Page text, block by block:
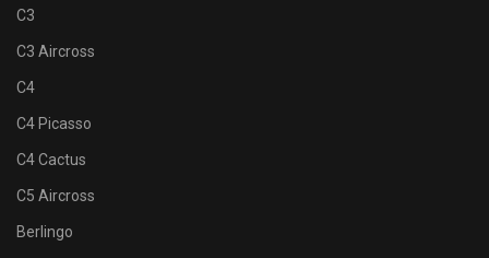
C3
C3 Aircross
C4
C4 Picasso
C4 Cactus
C5 Aircross
Berlingo